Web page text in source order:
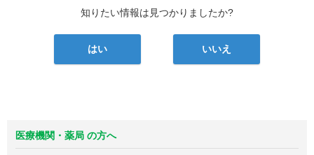
知りたい情報は見つかりましたか?
はい いいえ
医療機関・薬局 の方へ